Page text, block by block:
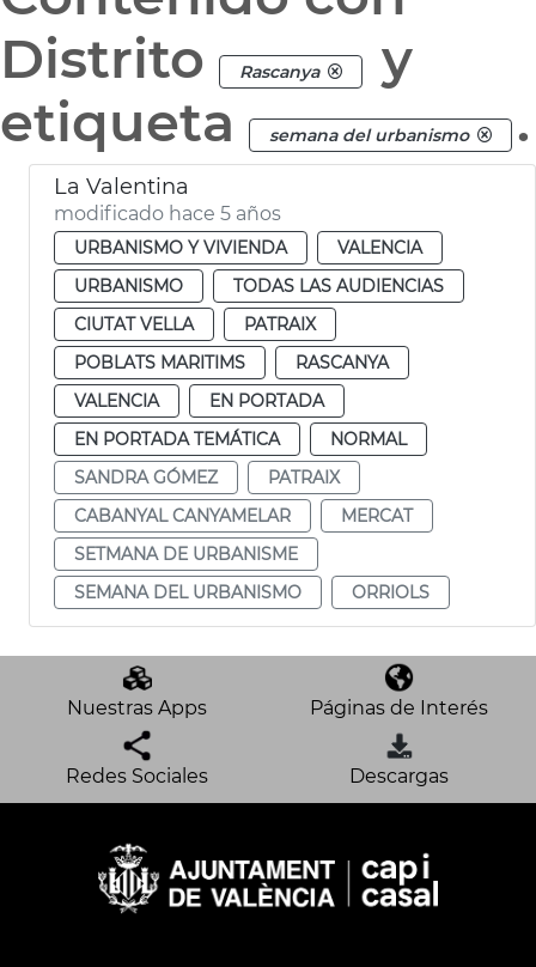
Distrito
Rascanya
y
etiqueta
semana del urbanismo .
La Valentina
modificado hace 5 años
URBANISMO Y VIVIENDA
VALENCIA
URBANISMO
TODAS LAS AUDIENCIAS
CIUTAT VELLA
PATRAIX
POBLATS MARITIMS
RASCANYA
VALENCIA
EN PORTADA
EN PORTADA TEMÁTICA
NORMAL
SANDRA GÓMEZ
PATRAIX
CABANYAL CANYAMELAR
MERCAT
SETMANA DE URBANISME
SEMANA DEL URBANISMO
ORRIOLS
Nuestras Apps Páginas de Interés
Redes Sociales Descargas